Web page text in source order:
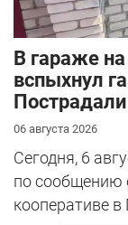
В гараже
вспыхнул
06 августа 2026
Сегодня, 6
по сообщению
кооперативе в